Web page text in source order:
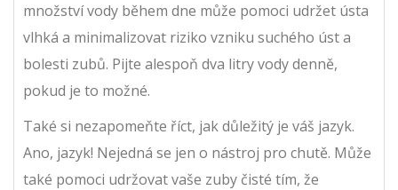
množství vody během dne může pomoci udržet ústa
vlhká a minimalizovat riziko vzniku suchého úst a
bolesti zubů. Pijte alespoň dva litry vody denně,
pokud je to možné.
Také si nezapomeňte říct, jak důležitý je váš jazyk.
Ano, jazyk! Nejedná se jen o nástroj pro chutě. Může
také pomoci udržovat vaše zuby čisté tím, že